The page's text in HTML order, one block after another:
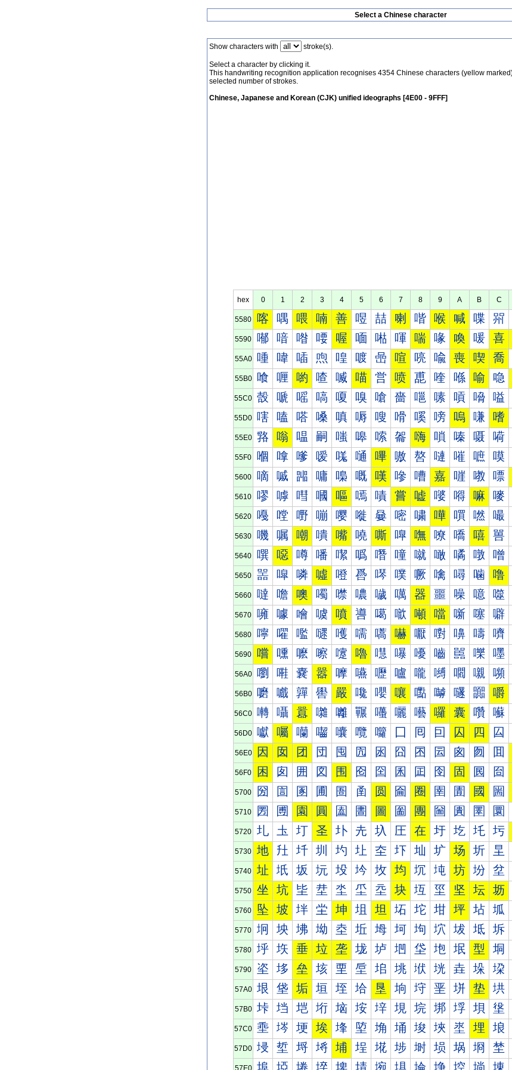
Select a Chinese character
Show characters with stroke(s).
Select a character by clicking it.
This handwriting recognition application recognises 4354 Chinese characters (yellow
selected number of strokes.
Chinese, Japanese and Korean (CJK) unified ideographs [4E00 - 9FFF]
hex 0 1 2 3 4 5 6 7 8 9 A B C
5580 喀 喁 喂 喃 善 喅 喆 喇 喈 喉 喊 喋 喌
5590 喐 喑 喒 喓 喔 喕 喖 喗 喘 喙 喚 喛 喜
55A0 喠 喡 喢 喣 喤 喥 喦 喧 喨 喩 喪 喫 喬
55B0 喰 喱 喲 喳 喴 喵 営 喷 喸 喹 喺 喻 喼
55C0 嗀 嗁 嗂 嗃 嗄 嗅 嗆 嗇 嗈 嗉 嗊 嗋 嗌
55D0 嗐 嗑 嗒 嗓 嗔 嗕 嗖 嗗 嗘 嗙 嗚 嗛 嗜
55E0 嗠 嗡 嗢 嗣 嗤 嗥 嗦 嗧 嗨 嗩 嗪 嗫 嗬
55F0 嗰 嗱 嗲 嗳 嗴 嗵 嗶 嗷 嗸 嗹 嗺 嗻 嗼
5600 嘀 嘁 嘂 嘃 嘄 嘅 嘆 嘇 嘈 嘉 嘊 嘋 嘌
5610 嘐 嘑 嘒 嘓 嘔 嘕 嘖 嘗 嘘 嘙 嘚 嘛 嘜
5620 嘠 嘡 嘢 嘣 嘤 嘥 嘦 嘧 嘨 嘩 嘪 嘫 嘬
5630 嘰 嘱 嘲 嘳 嘴 嘵 嘶 嘷 嘸 嘹 嘺 嘻 嘼
5640 噀 噁 噂 噃 噄 噅 噆 噇 噈 噉 噊 噋 噌
5650 噐 噑 噒 噓 噔 噕 噖 噗 噘 噙 噚 噛 噜
5660 噠 噡 噢 噣 噤 噥 噦 噧 器 噩 噪 噫 噬
5670 噰 噱 噲 噳 噴 噵 噶 噷 噸 噹 噺 噻 噼
5680 嚀 嚁 嚂 嚃 嚄 嚅 嚆 嚇 嚈 嚉 嚊 嚋 嚌
5690 嚐 嚑 嚒 嚓 嚔 嚕 嚖 嚗 嚘 嚙 嚚 嚛 嚜
56A0 嚠 嚡 嚢 嚣 嚤 嚥 嚦 嚧 嚨 嚩 嚪 嚫 嚬
56B0 嚰 嚱 嚲 嚳 嚴 嚵 嚶 嚷 嚸 嚹 嚺 嚻 嚼
56C0 囀 囁 囂 囃 囄 囅 囆 囇 囈 囉 囊 囋 囌
56D0 囐 囑 囒 囓 囔 囕 囖 囗 囘 囙 囚 四 囜
56E0 因 囡 团 団 囤 囥 囦 囧 囨 囩 囪 囫 囬
56F0 困 囱 囲 図 围 囵 囶 囷 囸 囹 固 囻 囼
5700 圀 圁 圂 圃 圄 圅 圆 圇 圈 圉 圊 國 圌
5710 圐 圑 園 圓 圔 圕 圖 圗 團 圙 圚 圛 圜
5720 圠 圡 圢 圣 圤 圥 圦 圧 在 圩 圪 圫 圬
5730 地 圱 圲 圳 圴 圵 圶 圷 圸 圹 场 圻 圼
5740 址 坁 坂 坃 坄 坅 坆 均 坈 坉 坊 坋 坌
5750 坐 坑 坒 坓 坔 坕 坖 块 坘 坙 坚 坛 坜
5760 坠 坡 坢 坣 坤 坥 坦 坧 坨 坩 坪 坫 坬
5770 坰 坱 坲 坳 坴 坵 坶 坷 坸 坹 坺 坻 坼
5780 垀 垁 垂 垃 垄 垅 垆 垇 垈 垉 垊 型 垌
5790 垐 垑 垒 垓 垔 垕 垖 垗 垘 垙 垚 垛 垜
57A0 垠 垡 垢 垣 垤 垥 垦 垧 垨 垩 垪 垫 垬
57B0 垰 垱 垲 垳 垴 垵 垶 垷 垸 垹 垺 垻 垼
57C0 埀 埁 埂 埃 埄 埅 埆 埇 埈 埉 埊 埋 埌
57D0 埐 埑 埒 埓 埔 埕 埖 埗 埘 埙 埚 埛 埜
57E0 埠 埡 埢 埣 埤 埥 埦 埧 埨 埩 埪 埫 埬